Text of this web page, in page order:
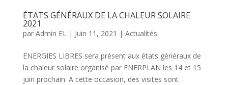
ÉTATS GÉNÉRAUX DE LA CHALEUR SOLAIRE
2021
par Admin EL | Juin 11, 2021 | Actualités
ENERGIES LIBRES sera présent aux états généraux de
la chaleur solaire organisé par ENERPLAN les 14 et 15
juin prochain. A cette occasion, des visites sont